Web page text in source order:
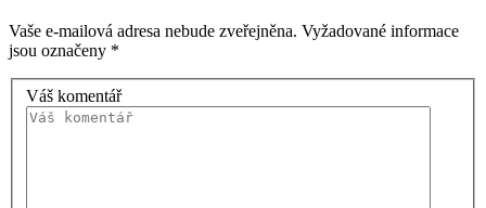
Vaše e-mailová adresa nebude zveřejněna. Vyžadované informace
jsou označeny *
Váš komentář